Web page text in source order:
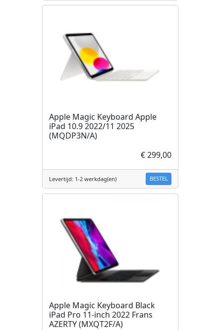
Apple Magic Keyboard Apple
iPad 10.9 2022/11 2025
(MQDP3N/A)
€ 299,00
Levertijd: 1-2 werkdag(en) BESTEL
Apple Magic Keyboard Black
iPad Pro 11-inch 2022 Frans
AZERTY (MXQT2F/A)